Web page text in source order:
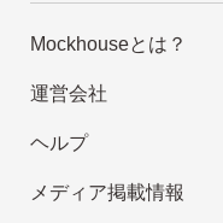
Mockhouseとは？
運営会社
ヘルプ
メディア掲載情報